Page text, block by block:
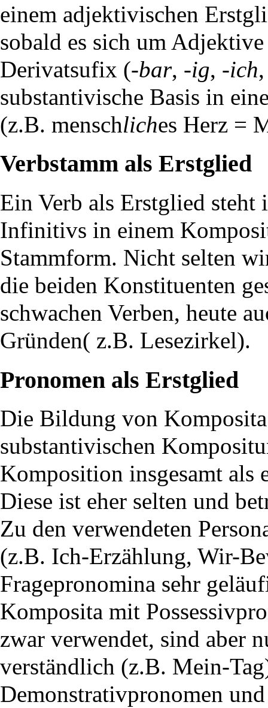
einem adjektivischen
sobald es sich um
Derivatsufix (-bar, -ig, -ich
substantivische Basis in
(z.B. menschliches Herz =
Verbstamm als Erstglied
Ein Verb als Erstglied
Infinitivs in einem
Stammform. Nicht selten
die beiden Konstituenten
schwachen Verben, heute
Gründen( z.B. Lesezirkel).
Pronomen als Erstglied
Die Bildung von
substantivischen
Komposition insgesamt als
Diese ist eher selten und
Zu den verwendeten
(z.B. Ich-Erzählung, Wir-
Fragepronomina sehr
Komposita mit
zwar verwendet, sind aber
verständlich (z.B. Mein-
Demonstrativpronomen